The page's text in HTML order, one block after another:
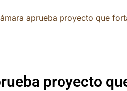
aprueba proyecto que
proyecto